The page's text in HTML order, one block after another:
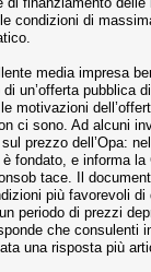
condizioni di
media impresa
un’offerta pubblica
motivazioni
ci sono. Ad alcuni
prezzo dell’Opa:
fondato, e informa
tace. Il
più favorevoli
periodo di prezzi
che
una risposta più